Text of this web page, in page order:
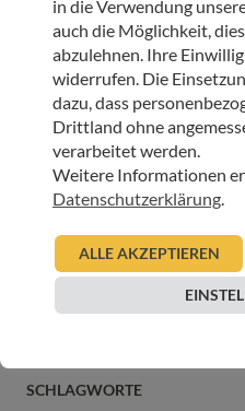
Es ist ein berührender
Klosters, wo Konstantin
Versehrtheit, Krankheiten
auch von Besinnung: „Wir
Ermutigung träumen zu
Der Besuch endet mit einem
fühlen uns alle sehr
werden wir heute Abend das
Elisabeth Draxl, Oktober
SCHLAGWORTE
in die Verwendung
auch die Möglichkeit,
abzulehnen. Ihre
widerrufen. Die
dazu, dass
Drittland ohne
verarbeitet werden.
Weitere Informationen
Datenschutzerklärung
ALLE AKZEPTIEREN